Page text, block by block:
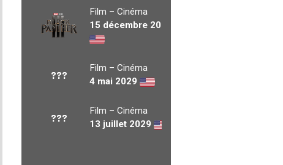
Film – Cinéma
15 décembre 2028
???
Film – Cinéma
4 mai 2029
???
Film – Cinéma
13 juillet 2029